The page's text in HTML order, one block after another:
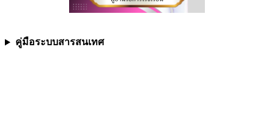
คู่มือระบบสารสนเทศ